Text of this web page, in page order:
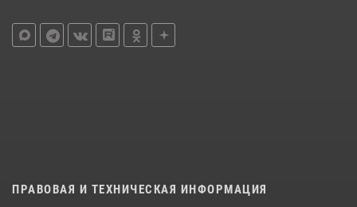
ПРАВОВАЯ И ТЕХНИЧЕСКАЯ ИНФОРМАЦИЯ